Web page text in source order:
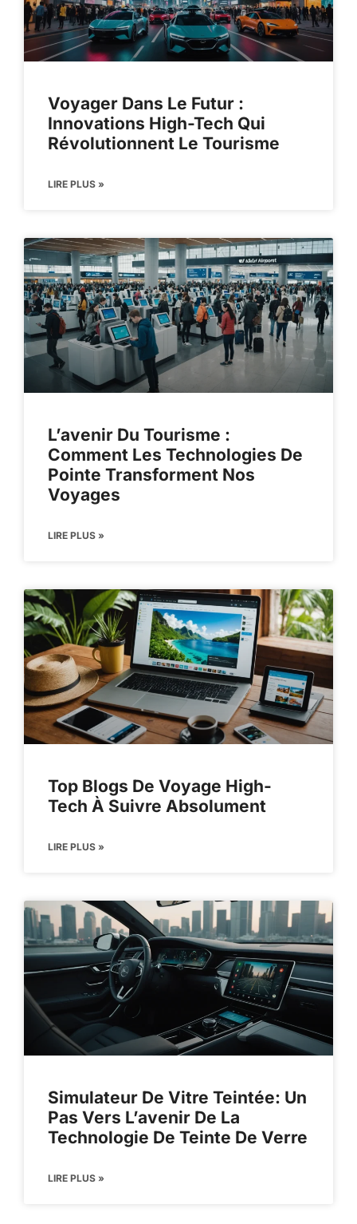
Voyager Dans Le Futur :
Innovations High-Tech Qui
Révolutionnent Le Tourisme
LIRE PLUS »
L’avenir Du Tourisme :
Comment Les Technologies De
Pointe Transforment Nos
Voyages
LIRE PLUS »
Top Blogs De Voyage High-
Tech À Suivre Absolument
LIRE PLUS »
Simulateur De Vitre Teintée: Un
Pas Vers L’avenir De La
Technologie De Teinte De Verre
LIRE PLUS »